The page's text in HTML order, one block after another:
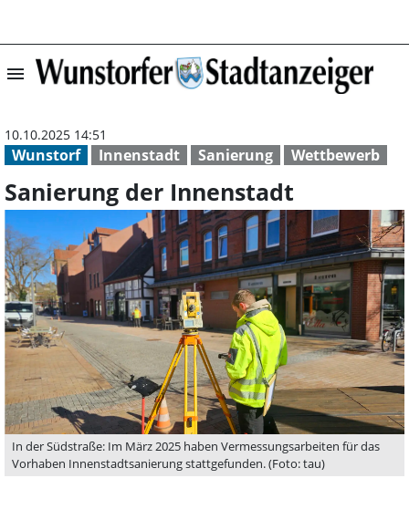
menu Sanierung der
Wunstorf Innenstadt Sanierung Wettbewerb
10.10.2025 14:51
Sanierung der Innenstadt
In der Südstraße: Im März 2025 haben Vermessungsarbeiten für das
Vorhaben Innenstadtsanierung stattgefunden. (Foto: tau)